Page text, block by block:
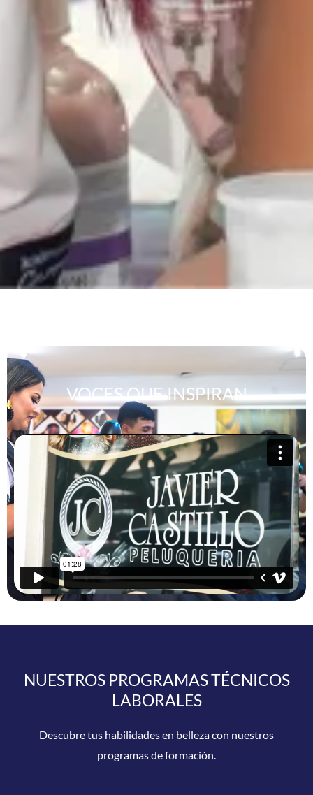
VOCES QUE INSPIRAN
NUESTROS PROGRAMAS TÉCNICOS
LABORALES
Descubre tus habilidades en belleza con nuestros
programas de formación.